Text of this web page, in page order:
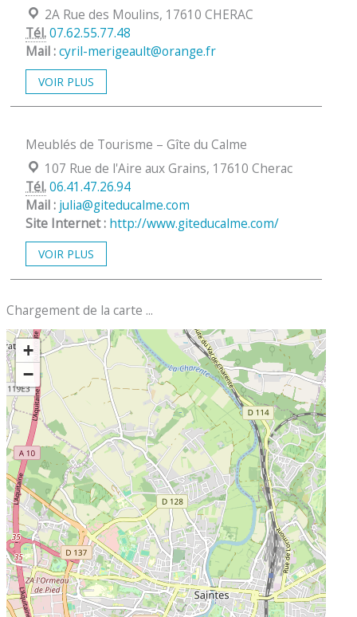
Localisation :
2A Rue des Moulins, 17610 CHERAC
Tél.07.62.55.77.48
Mail :cyril-merigeault@orange.fr
VOIR PLUS
Meublés de Tourisme – Gîte du Calme
Localisation :
107 Rue de l'Aire aux Grains, 17610 Cherac
Tél.06.41.47.26.94
Mail : julia@giteducalme.com
Site Internet : http://www.giteducalme.com/
VOIR PLUS
Chargement de la carte ...
+
−